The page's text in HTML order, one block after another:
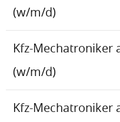
(w/m/d)
Kfz-Mechatroniker
(w/m/d)
Kfz-Mechatroniker